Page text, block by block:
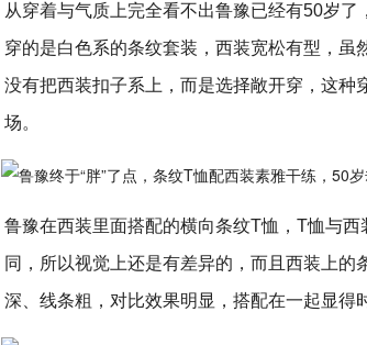
从穿着与气质上完全看不出鲁豫已经有50岁
穿的是白色系的条纹套装，西装宽松有型，
没有把西装扣子系上，而是选择敞开穿，这种
场。
鲁豫在西装里面搭配的横向条纹T恤，T恤与
同，所以视觉上还是有差异的，而且西装上
深、线条粗，对比效果明显，搭配在一起显得